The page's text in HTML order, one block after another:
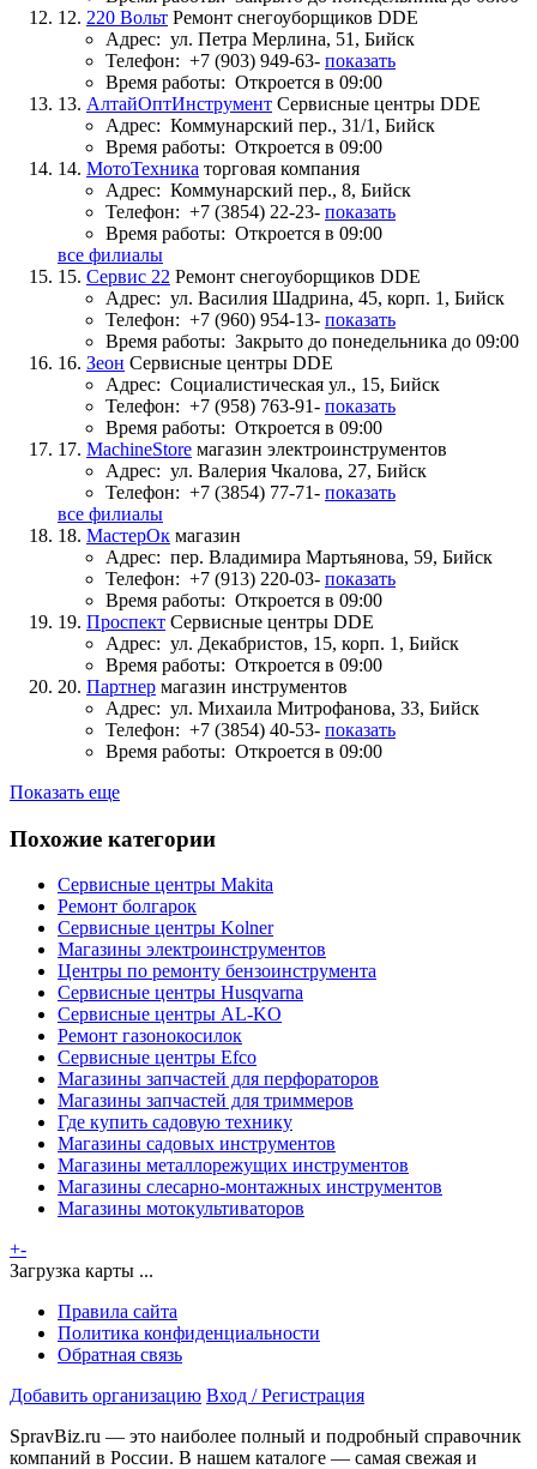
12. 220 Вольт Ремонт снегоуборщиков DDE
Адрес: ул. Петра Мерлина, 51, Бийск
Телефон: +7 (903) 949-63- показать
Время работы: Откроется в 09:00
13. АлтайОптИнструмент Сервисные центры DDE
Адрес: Коммунарский пер., 31/1, Бийск
Время работы: Откроется в 09:00
14. МотоТехника торговая компания
Адрес: Коммунарский пер., 8, Бийск
Телефон: +7 (3854) 22-23- показать
Время работы: Откроется в 09:00
все филиалы
15. Сервис 22 Ремонт снегоуборщиков DDE
Адрес: ул. Василия Шадрина, 45, корп. 1, Бийск
Телефон: +7 (960) 954-13- показать
Время работы: Закрыто до понедельника до 09:00
16. Зеон Сервисные центры DDE
Адрес: Социалистическая ул., 15, Бийск
Телефон: +7 (958) 763-91- показать
Время работы: Откроется в 09:00
17. MachineStore магазин электроинструментов
Адрес: ул. Валерия Чкалова, 27, Бийск
Телефон: +7 (3854) 77-71- показать
все филиалы
18. МастерОк магазин
Адрес: пер. Владимира Мартьянова, 59, Бийск
Телефон: +7 (913) 220-03- показать
Время работы: Откроется в 09:00
19. Проспект Сервисные центры DDE
Адрес: ул. Декабристов, 15, корп. 1, Бийск
Время работы: Откроется в 09:00
20. Партнер магазин инструментов
Адрес: ул. Михаила Митрофанова, 33, Бийск
Телефон: +7 (3854) 40-53- показать
Время работы: Откроется в 09:00
Показать еще
Похожие категории
Сервисные центры Makita
Ремонт болгарок
Сервисные центры Kolner
Магазины электроинструментов
Центры по ремонту бензоинструмента
Сервисные центры Husqvarna
Сервисные центры AL-KO
Ремонт газонокосилок
Сервисные центры Efco
Магазины запчастей для перфораторов
Магазины запчастей для триммеров
Где купить садовую технику
Магазины садовых инструментов
Магазины металлорежущих инструментов
Магазины слесарно-монтажных инструментов
Магазины мотокультиваторов
+-
Загрузка карты ...
Правила сайта
Политика конфиденциальности
Обратная связь
Добавить организацию Вход / Регистрация
SpravBiz.ru — это наиболее полный и подробный справочник
компаний в России. В нашем каталоге — самая свежая и